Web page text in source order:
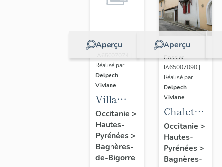
Aperçu
Dossier
Réalisé par
Delpech
Viviane
Villa
Montégut
puis
Villa
Bellevue
Occitanie >
Hautes-
Pyrénées>
Bagnères-
de-Bigorre
Aperçu
Dossier
IA65007090 |
Réalisé par
Delpech
Viviane
Chalet
de la
Gare ou
chalet
Occitanie >
Hautes-
Pyrénées>
Bagnères-